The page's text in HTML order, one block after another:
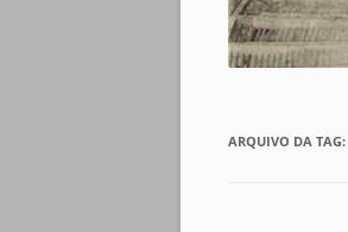
ARQUIVO DA TAG: